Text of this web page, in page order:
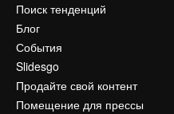
Поиск тенденций
Блог
События
Slidesgo
Продайте свой контент
Помещение для прессы